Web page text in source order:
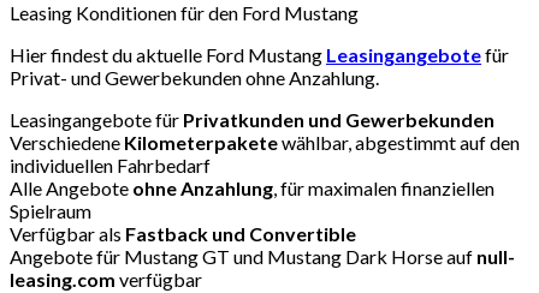
Leasing Konditionen für den Ford Mustang
Hier findest du aktuelle Ford Mustang Leasingangebotefür
Privat- und Gewerbekunden ohne Anzahlung.
Leasingangebote für Privatkunden und Gewerbekunden
Verschiedene Kilometerpaketewählbar, abgestimmt auf den
individuellen Fahrbedarf
Alle Angebote ohne Anzahlung, für maximalen finanziellen
Spielraum
Verfügbar als Fastback und Convertible
Angebote für Mustang GT und Mustang Dark Horse auf null-
leasing.com verfügbar